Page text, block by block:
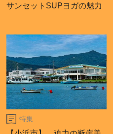
サンセットSUPヨガの魅力
特集